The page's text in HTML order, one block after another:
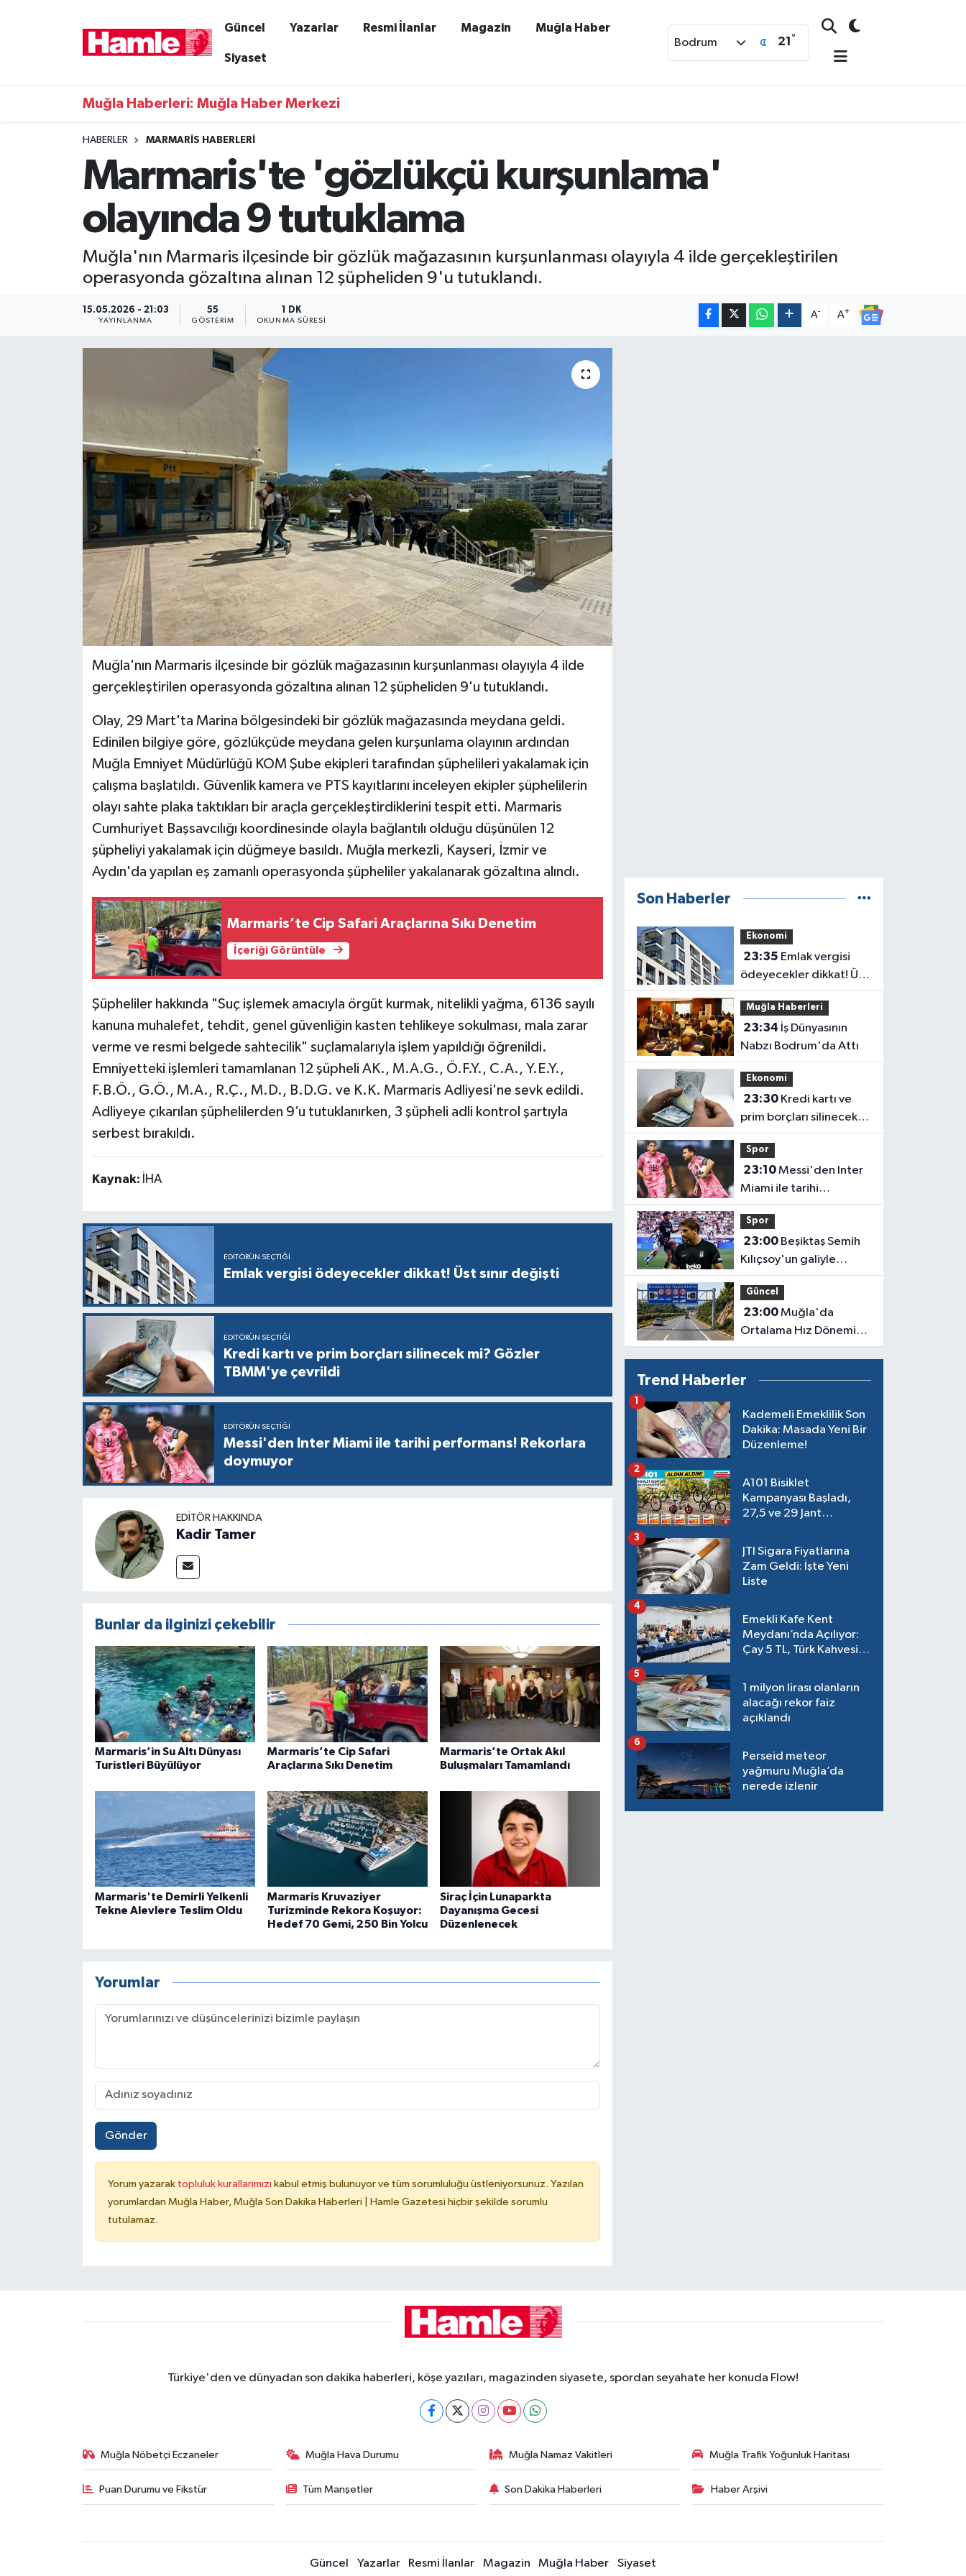
Güncel Yazarlar Resmi İlanlar Magazin Muğla Haber
Siyaset
Bodrum 21 °
Muğla Haberleri: Muğla Haber Merkezi
HABERLER MARMARIS HABERLERI
Marmaris'te 'gözlükçü kurşunlama'
olayında 9 tutuklama
Muğla'nın Marmaris ilçesinde bir gözlük mağazasının kurşunlanması olayıyla 4 ilde gerçekleştirilen
operasyonda gözaltına alınan 12 şüpheliden 9'u tutuklandı.
15.05.2026 - 21:03
YAYINLANMA
55
GÖSTERIM
1 DK
OKUNMA SÜRESI
A- A+
Muğla'nın Marmaris ilçesinde bir gözlük mağazasının kurşunlanması olayıyla 4 ilde
gerçekleştirilen operasyonda gözaltına alınan 12 şüpheliden 9'u tutuklandı.
Olay, 29 Mart'ta Marina bölgesindeki bir gözlük mağazasında meydana geldi.
Edinilen bilgiye göre, gözlükçüde meydana gelen kurşunlama olayının ardından
Muğla Emniyet Müdürlüğü KOM Şube ekipleri tarafından şüphelileri yakalamak için
çalışma başlatıldı. Güvenlik kamera ve PTS kayıtlarını inceleyen ekipler şüphelilerin
olayı sahte plaka taktıkları bir araçla gerçekleştirdiklerini tespit etti. Marmaris
Cumhuriyet Başsavcılığı koordinesinde olayla bağlantılı olduğu düşünülen 12
şüpheliyi yakalamak için düğmeye basıldı. Muğla merkezli, Kayseri, İzmir ve
Aydın'da yapılan eş zamanlı operasyonda şüpheliler yakalanarak gözaltına alındı.
Marmaris’te Cip Safari Araçlarına Sıkı Denetim
İçeriği Görüntüle
Şüpheliler hakkında "Suç işlemek amacıyla örgüt kurmak, nitelikli yağma, 6136 sayılı
kanuna muhalefet, tehdit, genel güvenliğin kasten tehlikeye sokulması, mala zarar
verme ve resmi belgede sahtecilik" suçlamalarıyla işlem yapıldığı öğrenildi.
Emniyetteki işlemleri tamamlanan 12 şüpheli AK., M.A.G., Ö.F.Y., C.A., Y.E.Y.,
F.B.Ö., G.Ö., M.A., R.Ç., M.D., B.D.G. ve K.K. Marmaris Adliyesi'ne sevk edildi.
Adliyeye çıkarılan şüphelilerden 9’u tutuklanırken, 3 şüpheli adli kontrol şartıyla
serbest bırakıldı.
Kaynak: İHA
EDITÖRÜN SEÇTIĞI
Emlak vergisi ödeyecekler dikkat! Üst sınır değişti
EDITÖRÜN SEÇTIĞI
Kredi kartı ve prim borçları silinecek mi? Gözler
TBMM'ye çevrildi
EDITÖRÜN SEÇTIĞI
Messi'den Inter Miami ile tarihi performans! Rekorlara
doymuyor
EDITÖR HAKKINDA
Kadir Tamer
Bunlar da ilginizi çekebilir
Marmaris’in Su Altı Dünyası
Turistleri Büyülüyor
Marmaris’te Cip Safari
Araçlarına Sıkı Denetim
Marmaris’te Ortak Akıl
Buluşmaları Tamamlandı
Marmaris'te Demirli Yelkenli
Tekne Alevlere Teslim Oldu
Marmaris Kruvaziyer
Turizminde Rekora Koşuyor:
Hedef 70 Gemi, 250 Bin Yolcu
Siraç İçin Lunaparkta
Dayanışma Gecesi
Düzenlenecek
Yorumlar
Gönder
Yorum yazarak topluluk kurallarımızı kabul etmiş bulunuyor ve tüm sorumluluğu üstleniyorsunuz. Yazılan
yorumlardan Muğla Haber, Muğla Son Dakika Haberleri | Hamle Gazetesi hiçbir şekilde sorumlu
tutulamaz.
Son Haberler
Ekonomi
23:35
ödeyecekler dikkat! Üst
sınır değişti
Muğla Haberleri
23:34
Nabzı Bodrum'da Attı
Ekonomi
23:30Kredi kartı ve
prim borçları silinecek
mi? Gözler TBMM'ye
çevrildi
Spor
23:10Messi'den Inter
Miami ile tarihi
performans! Rekorlara
doymuyor
Spor
23:00Beşiktaş Semih
Kılıçsoy'un galiyle
avantajı elde etti!
Güncel
23:00Muğla'da
Ortalama Hız Dönemi
Başlıyor
Trend Haberler
Kademeli Emeklilik Son
Dakika: Masada Yeni Bir
Düzenleme!
1
A101 Bisiklet
Kampanyası Başladı,
27,5 ve 29 Jant
2
JTI Sigara Fiyatlarına
Zam Geldi: İşte Yeni
Liste
3
Emekli Kafe Kent
Meydanı’nda Açılıyor:
Çay 5 TL, Türk Kahvesi
4
1 milyon lirası olanların
alacağı rekor faiz
açıklandı
5
Perseid meteor
yağmuru Muğla’da
nerede izlenir
6
Türkiye'den ve dünyadan son dakika haberleri, köşe yazıları, magazinden siyasete, spordan seyahate her konuda Flow!
Muğla Nöbetçi Eczaneler Muğla Hava Durumu Muğla Namaz Vakitleri Muğla Trafik Yoğunluk Haritası
Puan Durumu ve Fikstür Tüm Manşetler Son Dakika Haberleri Haber Arşivi
Güncel Yazarlar Resmi İlanlar Magazin Muğla Haber Siyaset
Magazin
Muğla Haber
Muğla Nöbetçi Eczaneler
Muğla Trafik Yoğunluk Haritası
Süper Lig Puan Durumu ve Fikstür
Son Dakika Haberleri
Haber Arşivi